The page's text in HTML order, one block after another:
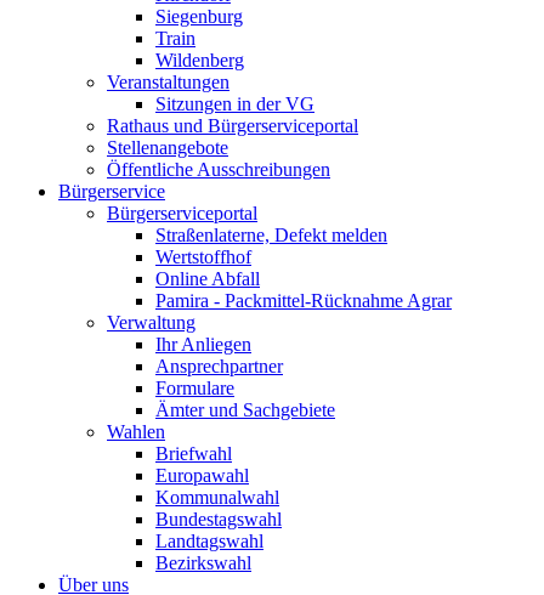
Siegenburg
Train
Wildenberg
Veranstaltungen
Sitzungen in der VG
Rathaus und Bürgerserviceportal
Stellenangebote
Öffentliche Ausschreibungen
Bürgerservice
Bürgerserviceportal
Straßenlaterne, Defekt melden
Wertstoffhof
Online Abfall
Pamira - Packmittel-Rücknahme Agrar
Verwaltung
Ihr Anliegen
Ansprechpartner
Formulare
Ämter und Sachgebiete
Wahlen
Briefwahl
Europawahl
Kommunalwahl
Bundestagswahl
Landtagswahl
Bezirkswahl
Über uns